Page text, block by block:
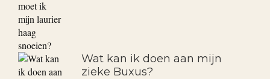
Wat kan ik doen aan mijn
zieke Buxus?